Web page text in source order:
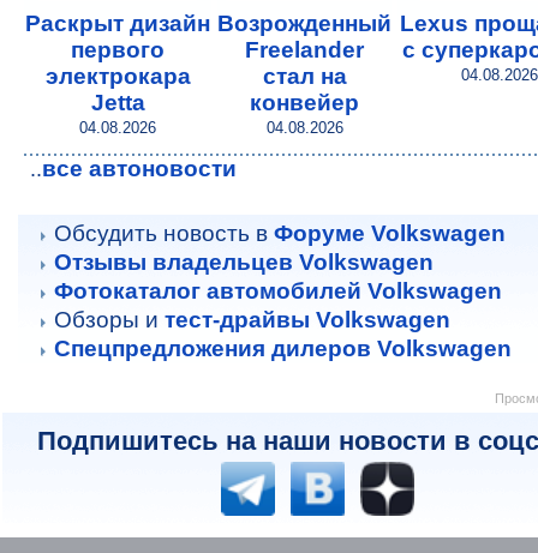
Раскрыт дизайн
первого
электрокара
Jetta
04.08.2026
Возрожденный
Freelander
стал на
конвейер
04.08.2026
Lexus
с
04.08.2026
..все автоновости
Обсудить новость в Форуме Volkswagen
Отзывы владельцев Volkswagen
Фотокаталог автомобилей Volkswagen
Обзоры и тест-драйвы Volkswagen
Спецпредложения дилеров Volkswagen
Подпишитесь на наши новости в